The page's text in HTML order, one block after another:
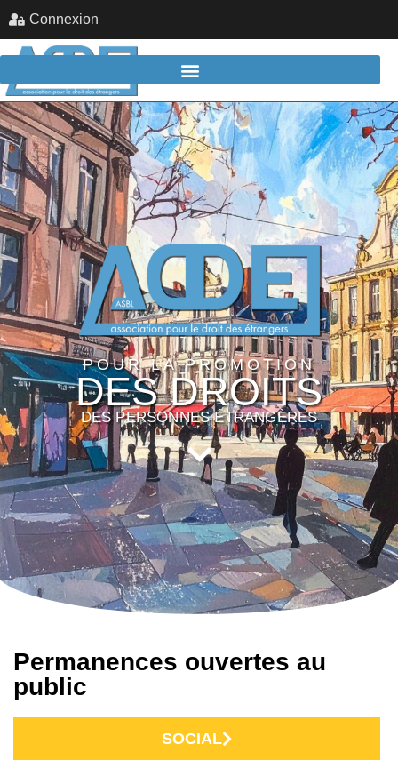
Connexion
POUR LA PROMOTION
DES DROITS
DES PERSONNES ÉTRANGÈRES
Permanences ouvertes au
public
SOCIAL